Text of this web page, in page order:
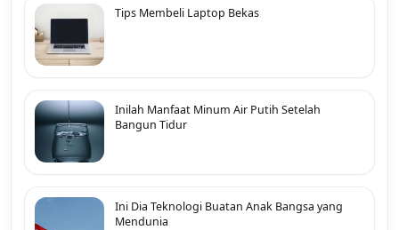
Tips Membeli Laptop Bekas
Inilah Manfaat Minum Air Putih Setelah
Bangun Tidur
Ini Dia Teknologi Buatan Anak Bangsa yang
Mendunia